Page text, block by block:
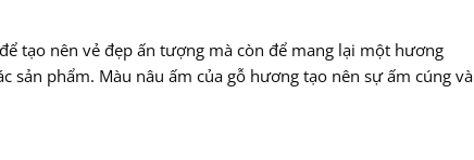
tạo nên vẻ đẹp ấn tượng mà còn để mang lại một hương
sản phẩm. Màu nâu ấm của gỗ hương tạo nên sự ấm cúng và